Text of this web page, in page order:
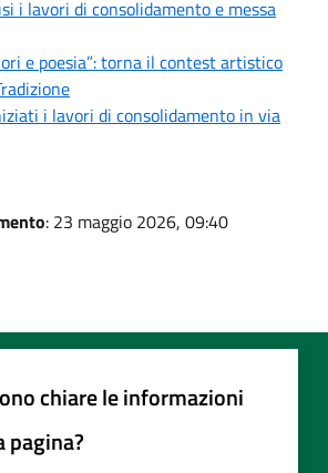
i lavori di consolidamento e messa
e poesia”: torna il contest artistico
i lavori di consolidamento in via
: 23 maggio 2026, 09:40
chiare le informazioni
pagina?